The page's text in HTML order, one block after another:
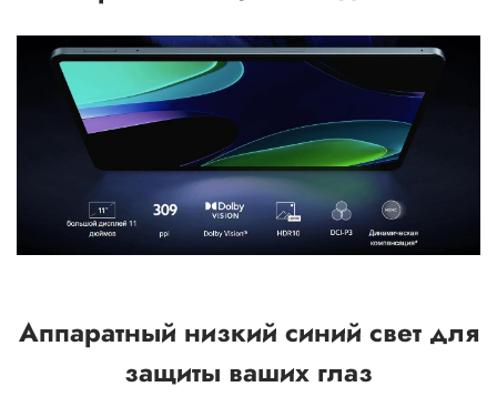
Аппаратный низкий синий свет для
защиты ваших глаз